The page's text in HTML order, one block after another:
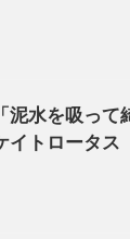
「泥水を吸って
イトロータス